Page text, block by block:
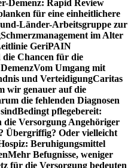
Demenz: Rapid Review
für eine einheitlichere
Länder-Arbeitsgruppe zur
Schmerzmanagement im Alter
GeriPAIN
Chancen für die
Vom Umgang mit
und VerteidigungCaritas
wir genauer auf die
die fehlenden Diagnosen
Bedingt pflegebereit:
die Versorgung Angehöriger
Übergriffig? Oder vielleicht
Beruhigungsmittel
Mehr Befugnisse, weniger
für die Versorgung bedeuten